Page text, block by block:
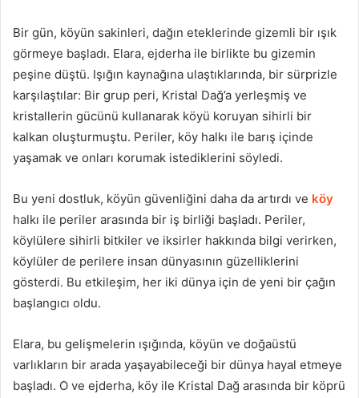
Bir gün, köyün sakinleri, dağın eteklerinde gizemli bir ışık
görmeye başladı. Elara, ejderha ile birlikte bu gizemin
peşine düştü. Işığın kaynağına ulaştıklarında, bir sürprizle
karşılaştılar: Bir grup peri, Kristal Dağ’a yerleşmiş ve
kristallerin gücünü kullanarak köyü koruyan sihirli bir
kalkan oluşturmuştu. Periler, köy halkı ile barış içinde
yaşamak ve onları korumak istediklerini söyledi.
Bu yeni dostluk, köyün güvenliğini daha da artırdı ve köy
halkı ile periler arasında bir iş birliği başladı. Periler,
köylülere sihirli bitkiler ve iksirler hakkında bilgi verirken,
köylüler de perilere insan dünyasının güzelliklerini
gösterdi. Bu etkileşim, her iki dünya için de yeni bir çağın
başlangıcı oldu.
Elara, bu gelişmelerin ışığında, köyün ve doğaüstü
varlıkların bir arada yaşayabileceği bir dünya hayal etmeye
başladı. O ve ejderha, köy ile Kristal Dağ arasında bir köprü